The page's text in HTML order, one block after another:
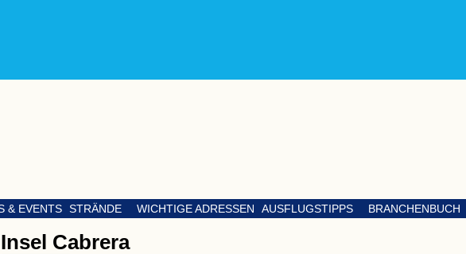
& EVENTS STRÄNDE WICHTIGE ADRESSEN AUSFLUGSTIPPS BRANCHENBUCH
Insel Cabrera